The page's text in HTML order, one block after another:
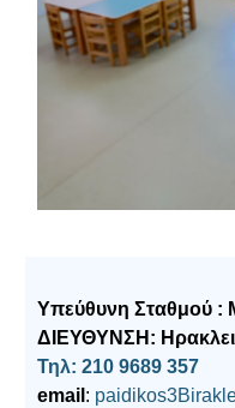
Υπεύθυνη Σταθμού :
ΔΙΕΥΘΥΝΣΗ:
Τηλ: 210 9689 357
email :